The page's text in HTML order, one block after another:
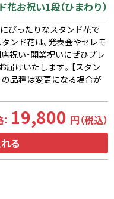
花お祝い1段（ひまわり）
ぴったりなスタンド花で
ンド花は、発表会やセレモ
祝い・開業祝いにぜひプレ
けいたします。【スタン
の品種は変更になる場合が
19,800 円（税込）
る